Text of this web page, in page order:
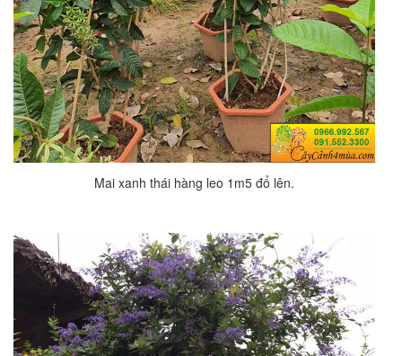
Mai xanh thái hàng leo 1m5 đổ lên.